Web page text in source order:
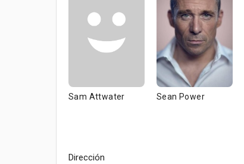
Sam Attwater Sean Power
Dirección